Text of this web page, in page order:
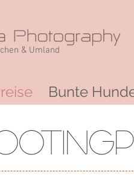
& Umland
Bunte